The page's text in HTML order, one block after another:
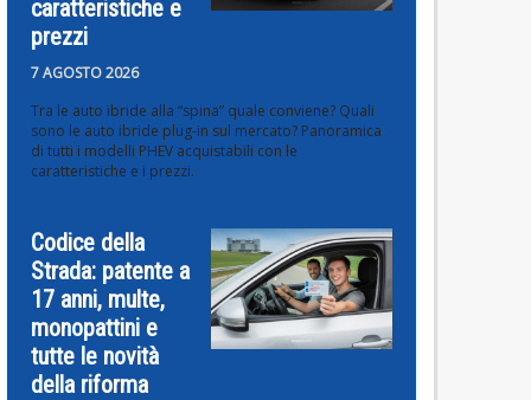
caratteristiche e
prezzi
7 AGOSTO 2026
Tra le auto ibride alla “spina” quale conviene? Quali
sono le auto ibride plug-in sul mercato? Panoramica
di tutti i modelli PHEV acquistabili con le
caratteristiche e i prezzi.
Codice della
Strada: patente a
17 anni, multe,
monopattini e
tutte le novità
della riforma